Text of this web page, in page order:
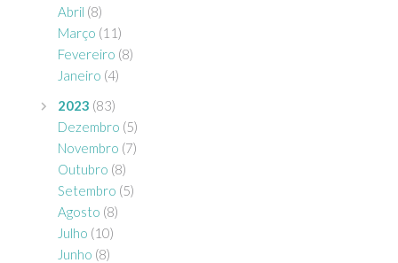
Abril (8)
Março (11)
Fevereiro (8)
Janeiro (4)
2023 (83)
Dezembro (5)
Novembro (7)
Outubro (8)
Setembro (5)
Agosto (8)
Julho (10)
Junho (8)